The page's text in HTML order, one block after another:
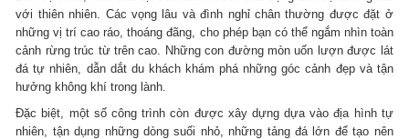
với thiên nhiên. Các vọng lâu và đình nghỉ chân thường được đặt ở
những vị trí cao ráo, thoáng đãng, cho phép bạn có thể ngắm nhìn toàn
cảnh rừng trúc từ trên cao. Những con đường mòn uốn lượn được lát
đá tự nhiên, dẫn dắt du khách khám phá những góc cảnh đẹp và tận
hưởng không khí trong lành.
Đặc biệt, một số công trình còn được xây dựng dựa vào địa hình tự
nhiên, tận dụng những dòng suối nhỏ, những tảng đá lớn để tạo nên